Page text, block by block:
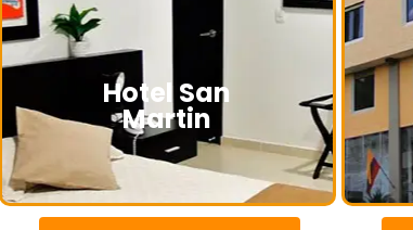
Hotel San
Martin